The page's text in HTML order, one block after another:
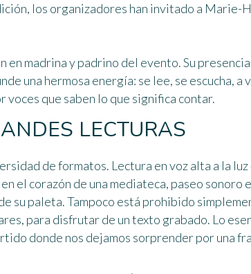
los organizadores han invitado a Marie-
madrina y padrino del evento. Su
una hermosa energía: se lee, se escucha, a
que saben lo que significa contar.
LECTURAS
de formatos. Lectura en voz alta a la luz
el corazón de una mediateca, paseo sonoro
su paleta. Tampoco está prohibido
para disfrutar de un texto grabado. Lo
donde nos dejamos sorprender por una